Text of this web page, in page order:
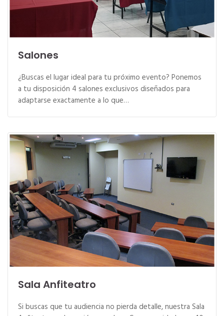
Salones
¿Buscas el lugar ideal para tu próximo evento? Ponemos
a tu disposición 4 salones exclusivos diseñados para
adaptarse exactamente a lo que…
Sala Anfiteatro
Si buscas que tu audiencia no pierda detalle, nuestra Sala